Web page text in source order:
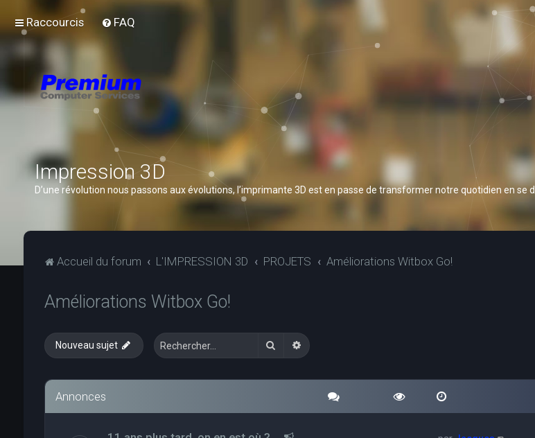
Raccourcis FAQ
Impression 3D
D’une révolution nous passons aux évolutions, l’imprimante 3D est en passe de transformer notre quotidien en
Accueil du forum L'IMPRESSION 3D PROJETS Améliorations Witbox Go!
Améliorations Witbox Go!
Nouveau sujet RechercherRecherche avancée
Annonces